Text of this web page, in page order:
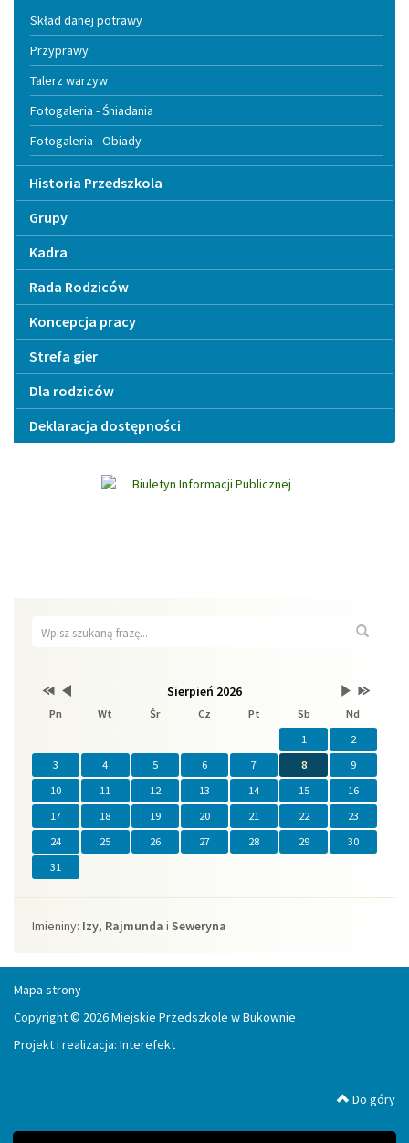
Skład danej potrawy
Przyprawy
Talerz warzyw
Fotogaleria - Śniadania
Fotogaleria - Obiady
Historia Przedszkola
Grupy
Kadra
Rada Rodziców
Koncepcja pracy
Strefa gier
Dla rodziców
Deklaracja dostępności
Wyszukiwarka
Kalendarium Lista
wydarzeń
Sierpień 2026Brak
w
Przestaw
na
Przestaw
na
Przestaw
na
Wrzesień
2026
Przestaw
na
Sierpień
2027
Pn Wt Śr Cz Pt Sb
Nd
1
2
3
4 5 6 7 8
9
10
11 12 13 14 15
16
17
18 19 20 21 22
23
24
25 26 27 28 29
30
31
Imieniny
Imieniny: Izy, Rajmunda i Seweryna
Mapa strony
Copyright © 2026 Miejskie Przedszkole w Bukownie
Projekt i realizacja: Interefekt
Do góry